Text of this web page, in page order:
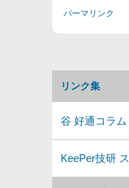
パーマリンク
リンク集
谷 好通コラム
KeePer技研